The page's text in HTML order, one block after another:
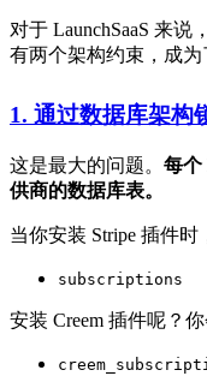
对于 LaunchSaaS 来说
有两个架构约束，成为
1. 通过数据库架构
这是最大的问题。 每个
供商的数据库表。
当你安装 Stripe 插件时
subscriptions
安装 Creem 插件呢？你